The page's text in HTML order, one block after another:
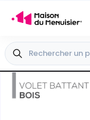
Besoin d'aide